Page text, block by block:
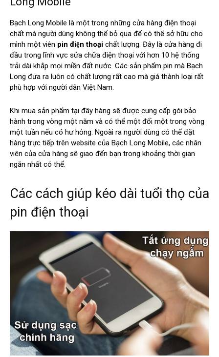
Bạch Long Mobile là một trong những cửa hàng điện thoại
chất mà người dùng không thể bỏ qua để có thể sở hữu cho
mình một viên pin điện thoại chất lượng. Đây là cửa hàng đi
đầu trong lĩnh vực sửa chữa điện thoại với hơn 10 hệ thống
trải dài khắp mọi miền đất nước. Các sản phẩm pin mà Bạch
Long đưa ra luôn có chất lượng rất cao mà giá thành loại rất
phù hợp với người dân Việt Nam.
Khi mua sản phẩm tại đây hàng sẽ được cung cấp gói bảo
hành trong vòng một năm và có thể một đổi một trong vòng
một tuần nếu có hư hỏng. Ngoài ra người dùng có thể đặt
hàng trực tiếp trên website của Bạch Long Mobile, các nhân
viên của cửa hàng sẽ giao đến bạn trong khoảng thời gian
ngắn nhất có thể.
Các cách giúp kéo dài tuổi thọ của
pin điện thoại